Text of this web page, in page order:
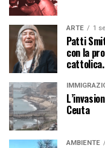
ARTE 1
Patti
con la
Ceuta
AMBIENTE